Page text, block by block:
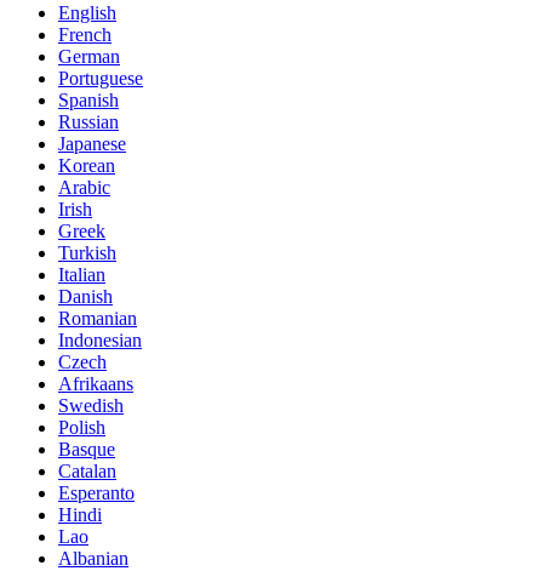
English
French
German
Portuguese
Spanish
Russian
Japanese
Korean
Arabic
Irish
Greek
Turkish
Italian
Danish
Romanian
Indonesian
Czech
Afrikaans
Swedish
Polish
Basque
Catalan
Esperanto
Hindi
Lao
Albanian